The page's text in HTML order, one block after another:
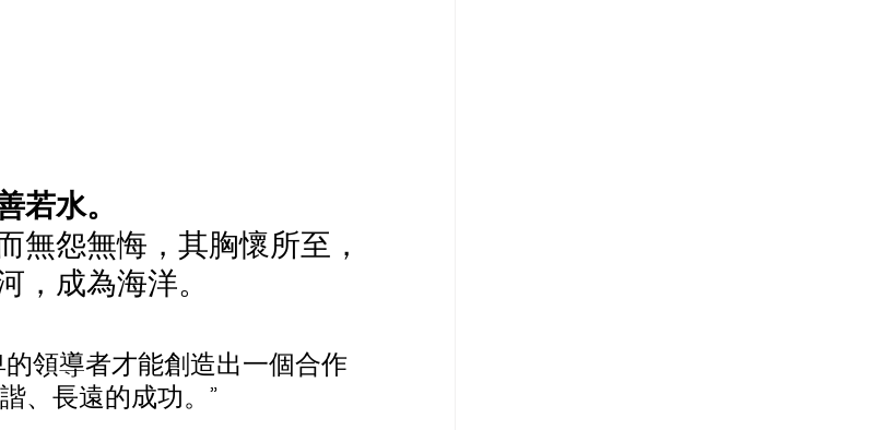
若水。
無怨無悔，其胸懷所至，
成為海洋。
領導者才能創造出一個合作
、長遠的成功。”